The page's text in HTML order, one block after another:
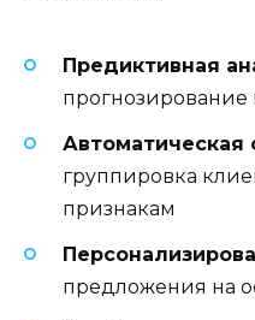
Предиктивная
Автоматическая
группировка
признакам
предложения на